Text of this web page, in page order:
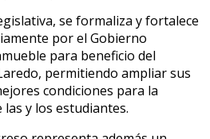
se formaliza y fortalece
por el Gobierno
para beneficio del
permitiendo ampliar sus
condiciones para la
y los estudiantes.